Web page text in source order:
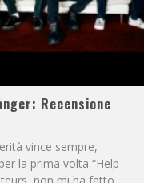
Recensione
vince sempre,
la prima volta “Help